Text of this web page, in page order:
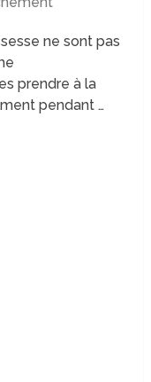
ne sont pas
prendre à la
pendant …